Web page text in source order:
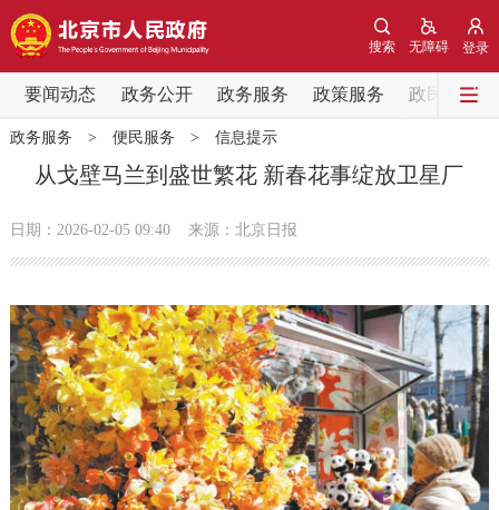
登录
无障碍
搜索
要闻动态 政务公开 政务服务 政策服务 政民互动
要闻动态
党中央精神 国务院信息
政务公开
市领导 机构职能 政策服务
政策兑现 政策解读 回应关切
政务服务 > 便民服务 > 信息提示
从戈壁马兰到盛世繁花 新春花事绽放卫星厂
日期：2026-02-05 09:40 来源：北京日报